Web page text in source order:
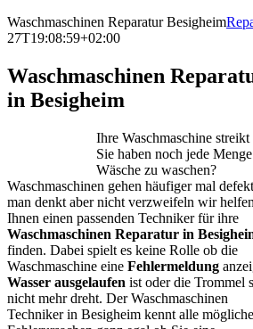
Waschmaschinen Reparatur Besigheim
27T19:08:59+02:00
Waschmaschinen
in Besigheim
Ihre Waschmaschine streikt
Sie haben noch jede Menge
Wäsche zu waschen?
Waschmaschinen gehen häufiger mal
man denkt aber nicht verzweifeln wir helfen
Ihnen einen passenden Techniker für ihre
Waschmaschinen Reparatur in
finden. Dabei spielt es keine Rolle ob die
Waschmaschine eine Fehlermeldung
Wasser ausgelaufen ist oder die Trommel
nicht mehr dreht. Der Waschmaschinen
Techniker in Besigheim kennt alle